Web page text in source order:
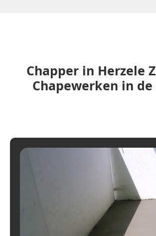
Chapper in Herzele
Chapewerken in